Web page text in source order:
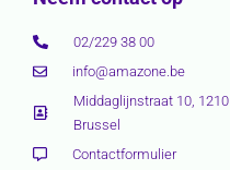
02/229 38 00
info@amazone.be
Middaglijnstraat 10, 1210
Brussel
Contactformulier